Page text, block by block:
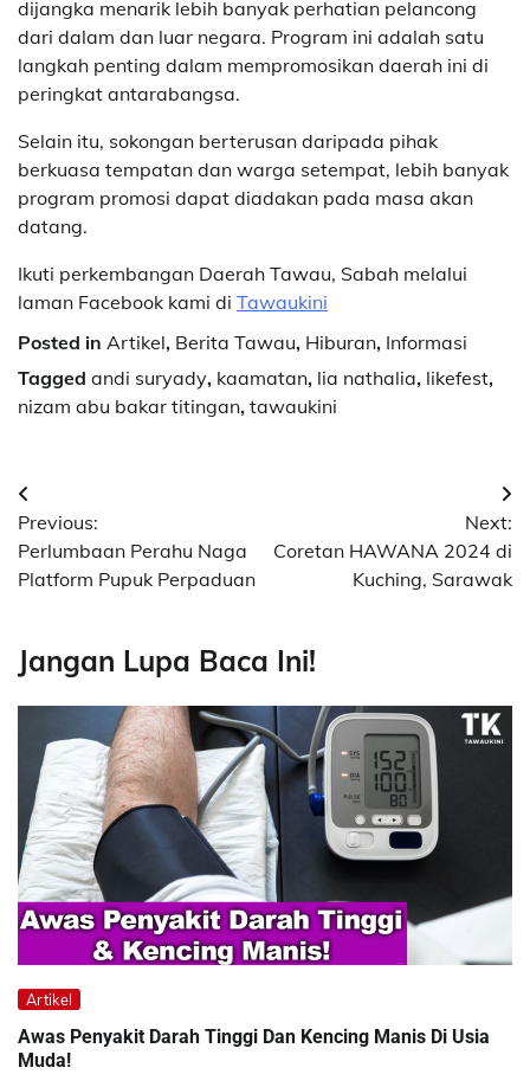
dijangka menarik lebih banyak perhatian pelancong
dari dalam dan luar negara. Program ini adalah satu
langkah penting dalam mempromosikan daerah ini di
peringkat antarabangsa.
Selain itu, sokongan berterusan daripada pihak
berkuasa tempatan dan warga setempat, lebih banyak
program promosi dapat diadakan pada masa akan
datang.
Ikuti perkembangan Daerah Tawau, Sabah melalui
laman Facebook kami di Tawaukini
Posted in Artikel, Berita Tawau, Hiburan, Informasi
Tagged andi suryady, kaamatan, lia nathalia, likefest,
nizam abu bakar titingan, tawaukini
Post
navigation
Previous:
Perlumbaan Perahu Naga
Platform Pupuk Perpaduan
Next:
Coretan HAWANA 2024 di
Kuching, Sarawak
Jangan Lupa Baca Ini!
Artikel
Awas Penyakit Darah Tinggi Dan Kencing Manis Di Usia
Muda!